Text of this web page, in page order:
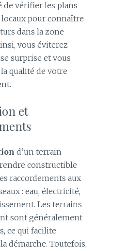
de vérifier les plans
pour connaître
dans la zone
vous éviterez
surprise et vous
qualité de votre
et
d’un terrain
constructible
raccordements aux
: eau, électricité,
Les terrains
sont généralement
ce qui facilite
démarche. Toutefois,